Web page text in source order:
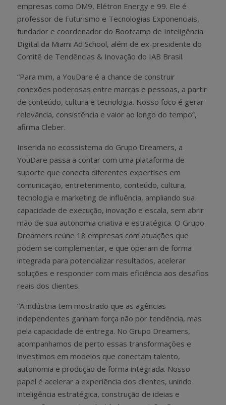
empresas como DM9, Elétron Energy e 99. Ele é
professor de Futurismo e Tecnologias Exponenciais,
fundador e coordenador do Bootcamp de Inteligência
Digital da Miami Ad School, além de ex-presidente do
Comitê de Tendências & Inovação do IAB Brasil.
“Para mim, a YouDare é a chance de construir
conexões poderosas entre marcas e pessoas, a partir
de conteúdo, cultura e tecnologia. Nosso foco é gerar
relevância, consistência e valor ao longo do tempo”,
afirma Cleber.
Inserida no ecossistema do Grupo Dreamers, a
YouDare passa a contar com uma plataforma de
suporte que conecta diferentes expertises em
comunicação, entretenimento, conteúdo, cultura,
tecnologia e marketing de influência, ampliando sua
capacidade de execução, inovação e escala, sem abrir
mão de sua autonomia criativa e estratégica. O Grupo
Dreamers reúne 18 empresas com atuações que
podem se complementar, e que operam de forma
integrada para potencializar resultados, acelerar
soluções e responder com mais eficiência aos desafios
reais dos clientes.
“A indústria tem mostrado que as agências
independentes ganham força não por tendência, mas
pela capacidade de entrega. No Grupo Dreamers,
acompanhamos de perto essas transformações e
investimos em modelos que conectam talento,
autonomia e produção de forma integrada. Nosso
papel é acelerar a experiência dos clientes, unindo
inteligência estratégica, construção de ideias e